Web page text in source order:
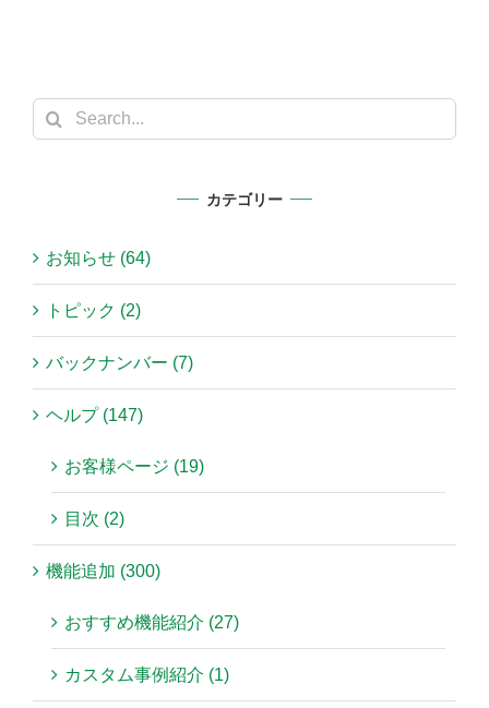
Search
for:
カテゴリー
お知らせ (64)
トピック (2)
バックナンバー (7)
ヘルプ (147)
お客様ページ (19)
目次 (2)
機能追加 (300)
おすすめ機能紹介 (27)
カスタム事例紹介 (1)